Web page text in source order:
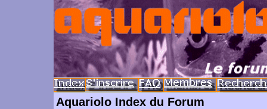
Aquariolo Index du Forum